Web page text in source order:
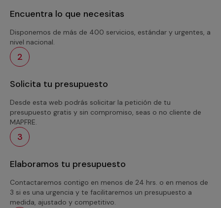
Encuentra lo que necesitas
Disponemos de más de 400 servicios, estándar y urgentes, a
nivel nacional.
2
Solicita tu presupuesto
Desde esta web podrás solicitar la petición de tu
presupuesto gratis y sin compromiso, seas o no cliente de
MAPFRE.
3
Elaboramos tu presupuesto
Contactaremos contigo en menos de 24 hrs. o en menos de
3 si es una urgencia y te facilitaremos un presupuesto a
medida, ajustado y competitivo.